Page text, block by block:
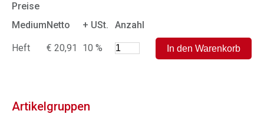
Preise
MediumNetto + USt. Anzahl
Heft € 20,91 10 %
Artikelgruppen